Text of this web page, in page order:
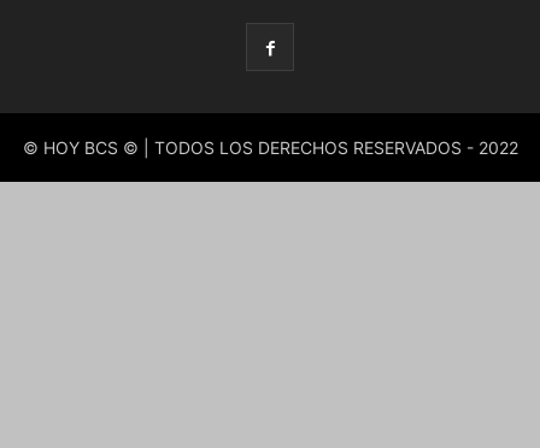
© HOY BCS © | TODOS LOS DERECHOS RESERVADOS - 2022